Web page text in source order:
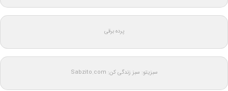
پرده برقی
سبزیتو: سبز زندگی کن: Sabzito.com